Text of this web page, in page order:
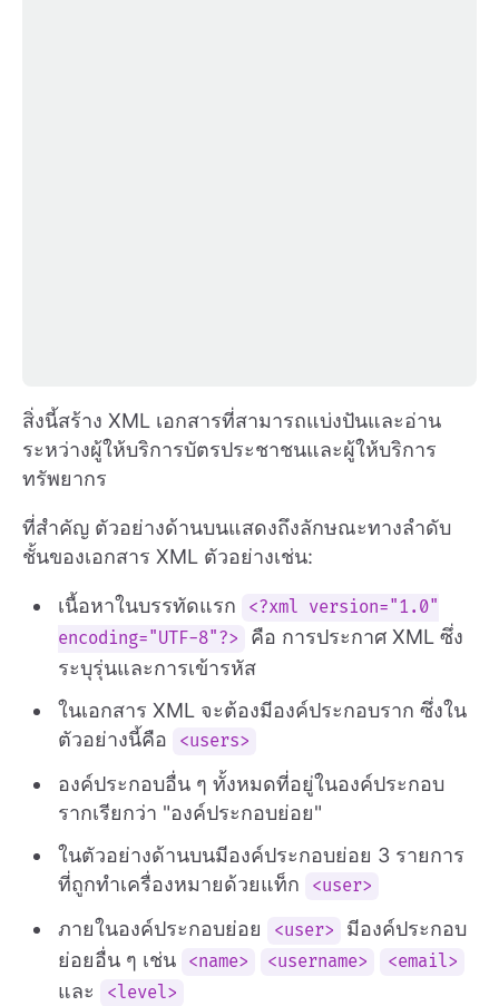
สิ่งนี้สร้าง XML เอกสารที่สามารถแบ่งปันและอ่าน
ระหว่างผู้ให้บริการบัตรประชาชนและผู้ให้บริการ
ทรัพยากร
ที่สำคัญ ตัวอย่างด้านบนแสดงถึงลักษณะทางลำดับ
ชั้นของเอกสาร XML ตัวอย่างเช่น:
เนื้อหาในบรรทัดแรก
<?xml version="1.0"
encoding="UTF-8"?>
คือ การประกาศ XML ซึ่ง
ระบุรุ่นและการเข้ารหัส
ในเอกสาร XML จะต้องมีองค์ประกอบราก ซึ่งใน
ตัวอย่างนี้คือ
<users>
องค์ประกอบอื่น ๆ ทั้งหมดที่อยู่ในองค์ประกอบ
รากเรียกว่า "องค์ประกอบย่อย"
ในตัวอย่างด้านบนมีองค์ประกอบย่อย 3 รายการ
ที่ถูกทำเครื่องหมายด้วยแท็ก
<user>
ภายในองค์ประกอบย่อย <user>
มีองค์ประกอบ
ย่อยอื่น ๆ เช่น
<name> <username> <email>
และ <level>